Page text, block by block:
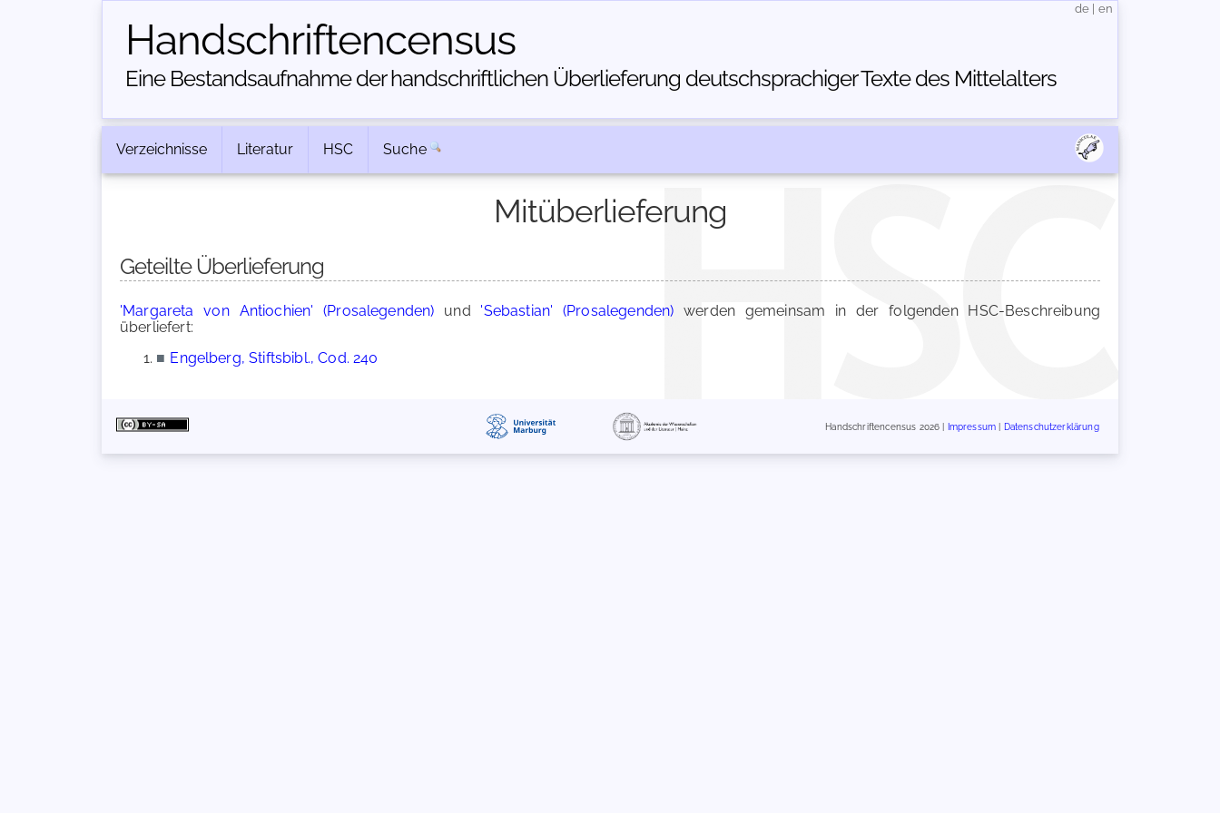
Handschriften­census
Eine Bestandsaufnahme der handschriftlichen Über­lieferung deutschsprachiger Texte des Mittelalters
de en
Verzeichnisse Literatur HSC Suche
Mitüberlieferung
Geteilte Überlieferung
'Margareta von Antiochien' (Prosalegenden) und 'Sebastian' (Prosalegenden) werden gemeinsam in der folgenden HSC-Beschreibung
überliefert:
■ Engelberg, Stiftsbibl., Cod. 240
Handschriftencensus 2026 | Impressum Datenschutzerklärung